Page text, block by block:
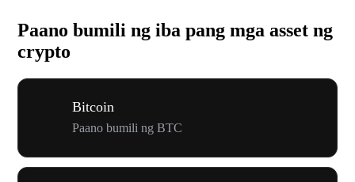
Paano bumili ng iba pang mga asset ng
crypto
Bitcoin
Paano bumili ng BTC